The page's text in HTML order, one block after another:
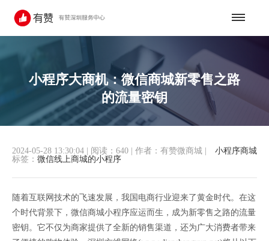
小程序大商机：微信商城新零售之路
的流量密钥
小程序商城
2024-05-28 13:30:04 阅读：640 作者：有赞微商城
标签： 微信线上商城的小程序
随着互联网技术的飞速发展，我国电商行业迎来了黄金时代。在这
个时代背景下，微信商城小程序应运而生，成为新零售之路的流量
密钥。它不仅为商家提供了全新的销售渠道，还为广大消费者带来